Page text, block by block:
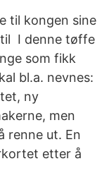
til kongen sine
til I denne tøffe
som fikk
bl.a. nevnes:
ny
men
renne ut. En
etter å